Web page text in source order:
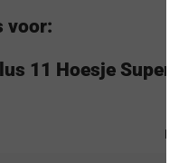
voor:
11 Hoesje Super